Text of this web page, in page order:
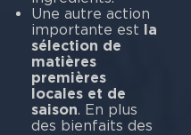
Une autre action
importante est la
sélection de
matières
premières
locales et de
saison. En plus
des bienfaits des